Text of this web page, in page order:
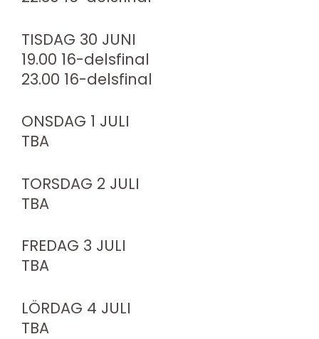
TISDAG 30 JUNI
19.00 16-delsfinal
23.00 16-delsfinal
ONSDAG 1 JULI
TBA
TORSDAG 2 JULI
TBA
FREDAG 3 JULI
TBA
LÖRDAG 4 JULI
TBA